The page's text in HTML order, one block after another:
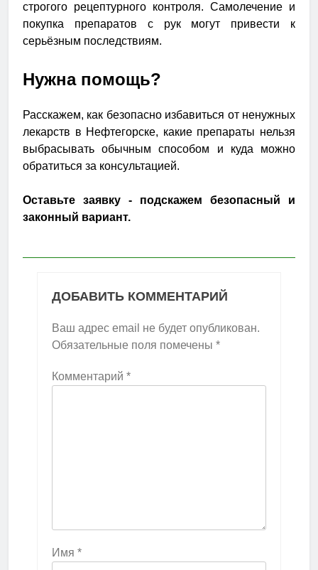
строгого рецептурного контроля. Самолечение и
покупка препаратов с рук могут привести к
серьёзным последствиям.
Нужна помощь?
Расскажем, как безопасно избавиться от ненужных
лекарств в Нефтегорске, какие препараты нельзя
выбрасывать обычным способом и куда можно
обратиться за консультацией.
Оставьте заявку - подскажем безопасный и
законный вариант.
ДОБАВИТЬ КОММЕНТАРИЙ
Ваш адрес email не будет опубликован.
Обязательные поля помечены *
Комментарий *
Имя *